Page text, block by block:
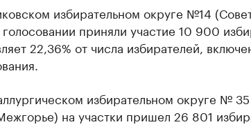
избирательном округе №14
приняли участие 10 900
22,36% от числа избирателей,
избирательном округе №
на участки пришел 26 801